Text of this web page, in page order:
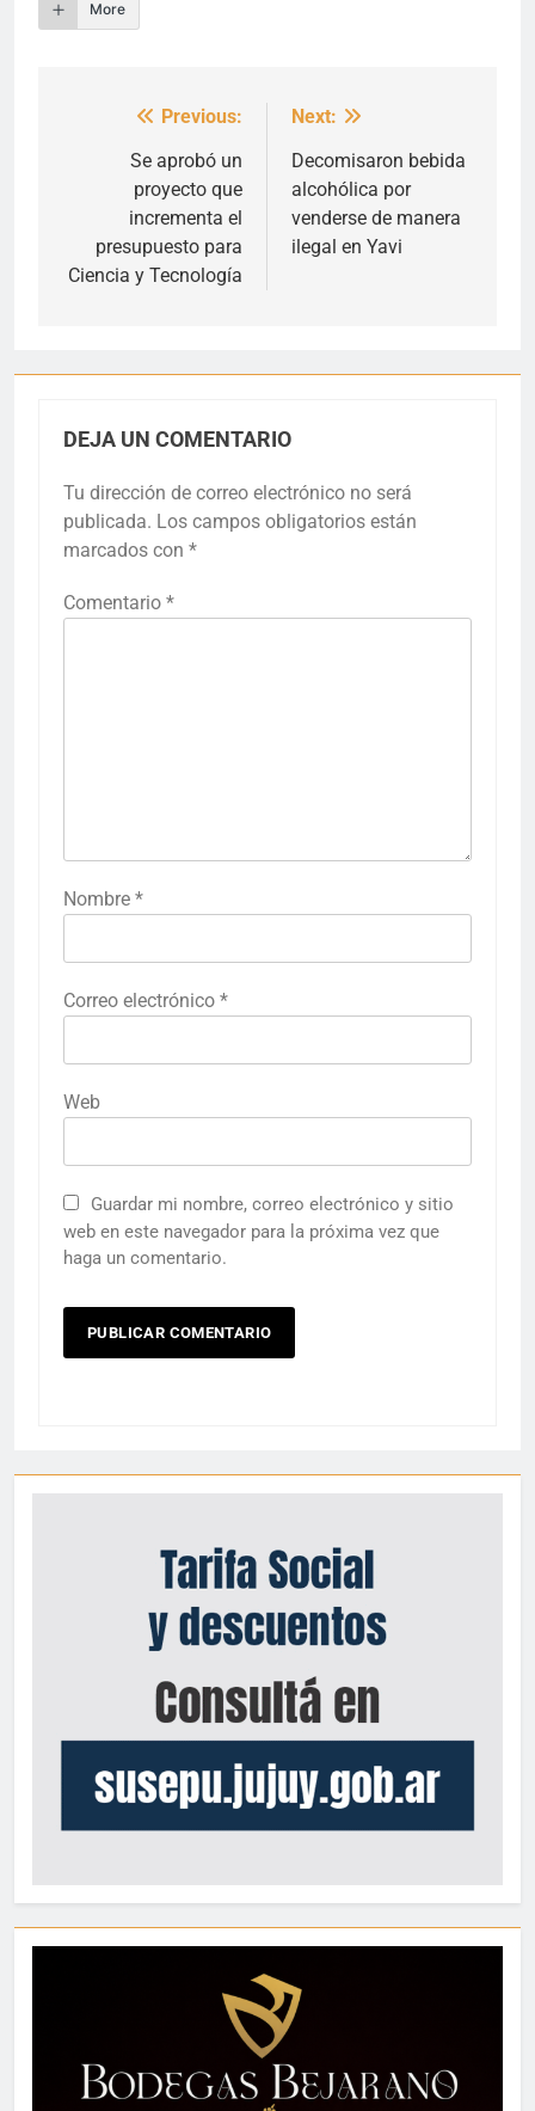
More
Navegación
entradas
Previous:
Se aprobó un
proyecto que
incrementa el
presupuesto para
Ciencia y Tecnología
Next:
Decomisaron bebida
alcohólica por
venderse de manera
ilegal en Yavi
DEJA UN COMENTARIO
Tu dirección de correo electrónico no será
publicada. Los campos obligatorios están
marcados con *
Comentario *
Nombre *
Correo electrónico *
Web
Guardar mi nombre, correo electrónico y sitio
web en este navegador para la próxima vez que
haga un comentario.